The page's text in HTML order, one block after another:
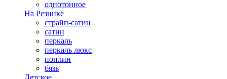
однотонное
На Резинке
страйп-сатин
сатин
перкаль
перкаль люкс
поплин
бязь
Детское